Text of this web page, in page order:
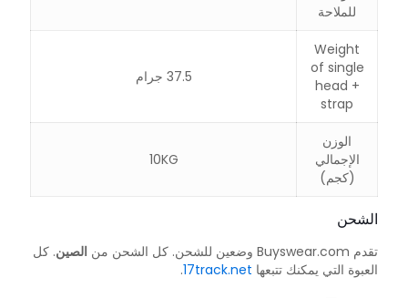
للملاحة
Weight
of single
head +
strap
37.5 جرام
الوزن
الإجمالي
(كجم)
10KG
الشحن
تقدم Buyswear.com وضعين للشحن. كل الشحن من الصين. كل
العبوة التي يمكنك تتبعها 17track.net
.